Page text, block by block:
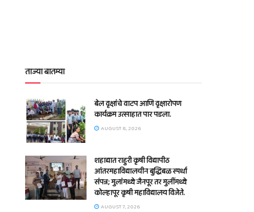
ताज्या बातम्या
बेल वृक्षांचे वाटप आणि वृक्षारोपण
कार्यक्रम उत्साहात पार पडला.
AUGUST 8, 2026
शहाद्यात राहुरी कृषी विद्यापीठ
आंतरमहाविद्यालयीन बुद्धिबळ स्पर्धा
संपन्न; मुलांमध्ये जैनपूर तर मुलींमध्ये
कोल्हापूर कृषी महाविद्यालय विजेते.
AUGUST 7, 2026